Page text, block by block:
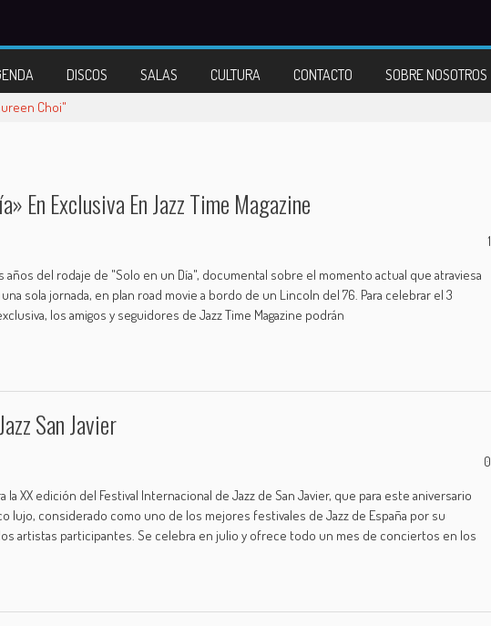
DISCOS SALAS CULTURA CONTACTO SOBRE NOSOTROS
Choi"
En Exclusiva En Jazz Time Magazine
1
del rodaje de "Solo en un Día", documental sobre el momento actual que atraviesa
sola jornada, en plan road movie a bordo de un Lincoln del 76. Para celebrar el 3
los amigos y seguidores de Jazz Time Magazine podrán
San Javier
0
XX edición del Festival Internacional de Jazz de San Javier, que para este aniversario
lujo, considerado como uno de los mejores festivales de Jazz de España por su
artistas participantes. Se celebra en julio y ofrece todo un mes de conciertos en los